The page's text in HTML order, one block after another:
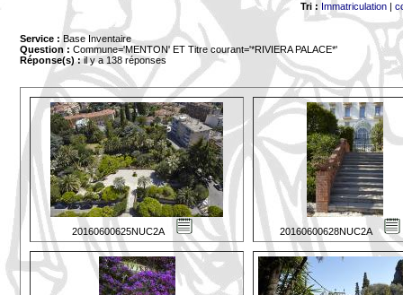
Tri : Immatriculation|
Service : Base Inventaire
Question : Commune='MENTON' ET Titre courant='*RIVIERA PALACE*'
Réponse(s) :il y a 138 réponses
20160600625NUC2A 20160600628NUC2A